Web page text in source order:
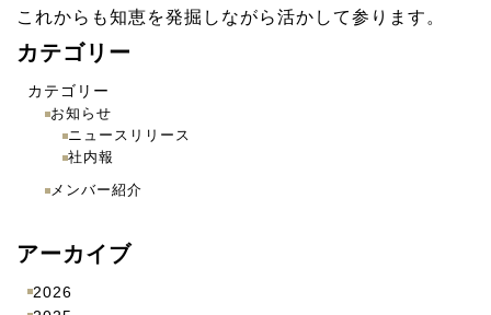
これからも知恵を発掘しながら活かして参ります。
カテゴリー
カテゴリー
お知らせ
ニュースリリース
社内報
メンバー紹介
アーカイブ
2026